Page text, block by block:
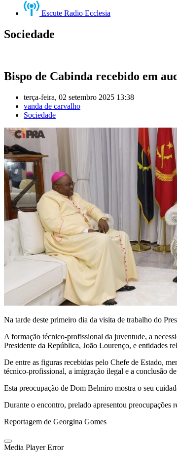
Escute Radio Ecclesia
Sociedade
Bispo de Cabinda recebido em
terça-feira, 02 setembro 2025 13:38
vanda de carvalho
Sociedade
Na tarde deste primeiro dia da visita de trabalho do
A formação técnico-profissional da juventude, a
Presidente da República, João Lourenço, e entidades
De entre as figuras recebidas pelo Chefe de Estado,
técnico-profissional, a imigração ilegal e a conclusão
Esta preocupação de Dom Belmiro mostra o seu
Durante o encontro, prelado apresentou
Reportagem de Georgina Gomes
Media Player Error